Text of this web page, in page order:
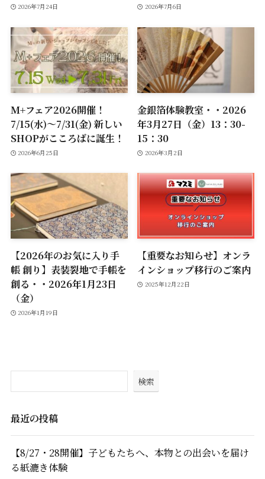
2026年7月24日 2026年7月6日
M+フェア2026開催！
7/15(水)～7/31(金) 新しい
SHOPがこころばに誕生！
2026年6月25日
金銀箔体験教室・・2026
年3月27日（金）13：30-
15：30
2026年3月2日
【2026年のお気に入り手
帳 創り】表装裂地で手帳を
創る・・2026年1月23日
（金）
2026年1月19日
【重要なお知らせ】オンラ
インショップ移行のご案内
2025年12月22日
検索
最近の投稿
【8/27・28開催】子どもたちへ、本物との出会いを届け
る紙漉き体験